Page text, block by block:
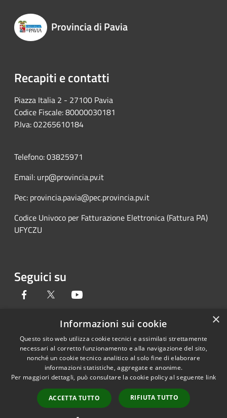
Provincia di Pavia
Recapiti e contatti
Piazza Italia 2 - 27100 Pavia
Codice Fiscale: 80000030181
P.Iva: 02265610184
Telefono: 03825971
Email: urp@provincia.pv.it
Pec: provincia.pavia@pec.provincia.pv.it
Codice Univoco per Fatturazione Elettronica (Fattura PA)
UFYCZU
Seguici su
Facebook Twitter
RSS
Accessibilità
Cookie
Mappa del sito
Copyright © 2026 • Provincia di
Pavia • Powered by
Municipium•Accesso
redazione
×
Informazioni sui cookie
Questo sito web utilizza cookie tecnici e assimilati strettamente
necessari al corretto funzionamento e alla navigazione del sito,
nonché un cookie tecnico analitico al solo fine di elaborare
informazioni statistiche, aggregate e anonime.
Per maggiori dettagli, può consultare la cookie policy al seguente link
ACCETTA TUTTO RIFIUTA TUTTO